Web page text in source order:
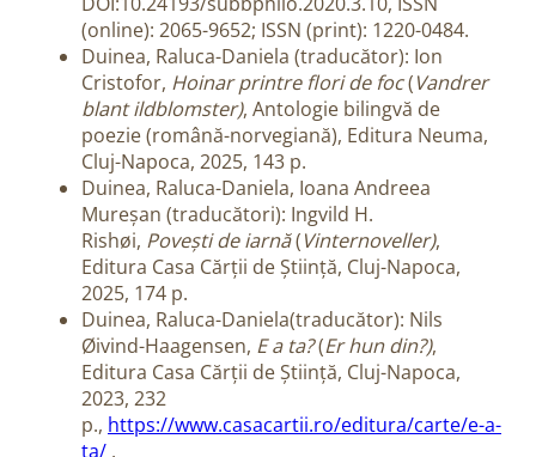
(online): 2065-9652; ISSN (print): 1220-0484.
Duinea, Raluca-Daniela (traducător): Ion
Cristofor, Hoinar printre flori de foc(Vandrer
blant ildblomster), Antologie bilingvă de
poezie (română-norvegiană), Editura Neuma,
Cluj-Napoca, 2025, 143 p.
Duinea, Raluca-Daniela, Ioana Andreea
Mureșan (traducători): Ingvild H.
Rishøi, Povești de iarnă(Vinternoveller),
Editura Casa Cărții de Știință, Cluj-Napoca,
2025, 174 p.
Duinea, Raluca-Daniela(traducător): Nils
Øivind-Haagensen, E a ta?(Er hun din?),
Editura Casa Cărții de Știință, Cluj-Napoca,
2023, 232
p., https://www.casacartii.ro/editura/carte/e-a-
ta/ .